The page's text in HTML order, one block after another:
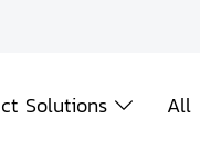
Solutions All